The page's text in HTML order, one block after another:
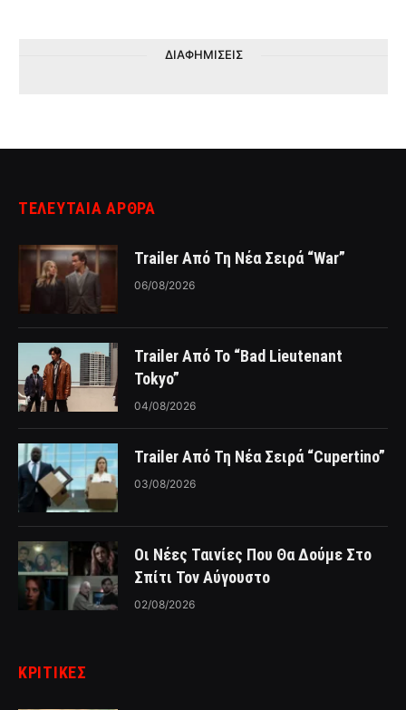
ΔΙΑΦΗΜΙΣΕΙΣ
ΤΕΛΕΥΤΑΙΑ ΑΡΘΡΑ
Trailer Από Τη Νέα Σειρά “War”
06/08/2026
Trailer Από Το “Bad Lieutenant
Tokyo”
04/08/2026
Trailer Από Τη Νέα Σειρά “Cupertino”
03/08/2026
Οι Νέες Ταινίες Που Θα Δούμε Στο
Σπίτι Τον Αύγουστο
02/08/2026
ΚΡΙΤΙΚΈΣ